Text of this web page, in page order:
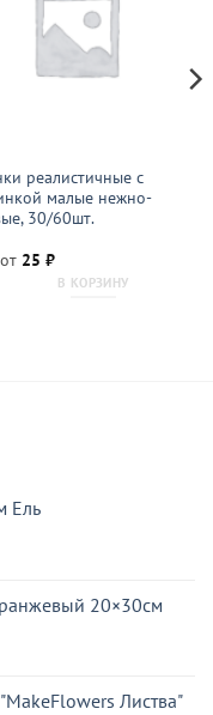
реалистичные с
малые нежно-
30/60шт.
25 ₽
В КОРЗИНУ
Ель
20×30см
Листва"